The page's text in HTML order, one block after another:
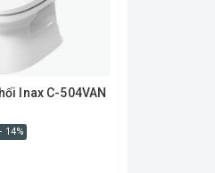
Inax C-504VAN
- 14%